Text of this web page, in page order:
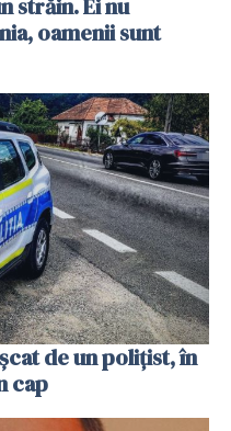
oamenii sunt
de un polițist, în
cap